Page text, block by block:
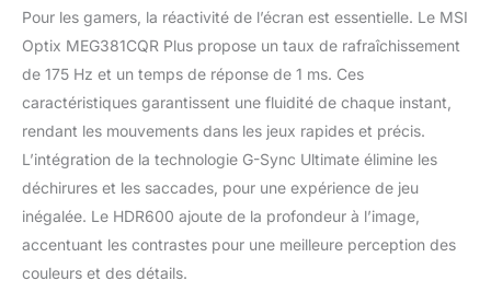
SYNC ULTIMATE pour
une latence ultra faible
lors de l'affichage HDR;
Temps de réponse faible
réduire les déchirures &
images saccadées IHM &
GAMESENSE - Interface
Homme-Machine (IHM)
de MSI molette/écran
pour des performances
Pour les gamers, la réactivité de l’écran est essentielle. Le MSI
Optix MEG381CQR Plus propose un taux de rafraîchissement
de 175 Hz et un temps de réponse de 1 ms. Ces
caractéristiques garantissent une fluidité de chaque instant,
rendant les mouvements dans les jeux rapides et précis.
L’intégration de la technologie G-Sync Ultimate élimine les
déchirures et les saccades, pour une expérience de jeu
inégalée. Le HDR600 ajoute de la profondeur à l’image,
accentuant les contrastes pour une meilleure perception des
couleurs et des détails.